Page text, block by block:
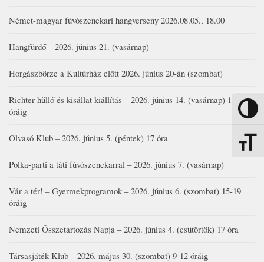
Nagy
Német-magyar fúvószenekari hangverseny 2026.08.05., 18.00
Hangfürdő – 2026. június 21. (vasárnap)
Horgászbörze a Kultúrház előtt 2026. június 20-án (szombat)
Richter hüllő és kisállat kiállítás – 2026. június 14. (vasárnap) 15-17
óráig
Olvasó Klub – 2026. június 5. (péntek) 17 óra
Polka-parti a táti fúvószenekarral – 2026. június 7. (vasárnap)
Vár a tér! – Gyermekprogramok – 2026. június 6. (szombat) 15-19
óráig
Nemzeti Összetartozás Napja – 2026. június 4. (csütörtök) 17 óra
Társasjáték Klub – 2026. május 30. (szombat) 9-12 óráig